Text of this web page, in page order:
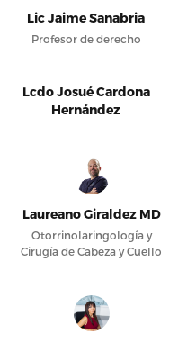
Lic Jaime Sanabria
Profesor de derecho
Lcdo Josué Cardona
Hernández
Laureano Giraldez MD
Otorrinolaringología y
Cirugía de Cabeza y Cuello